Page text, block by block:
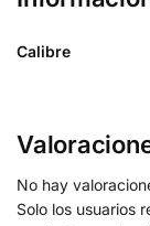
Calibre
No hay
Solo los usuarios